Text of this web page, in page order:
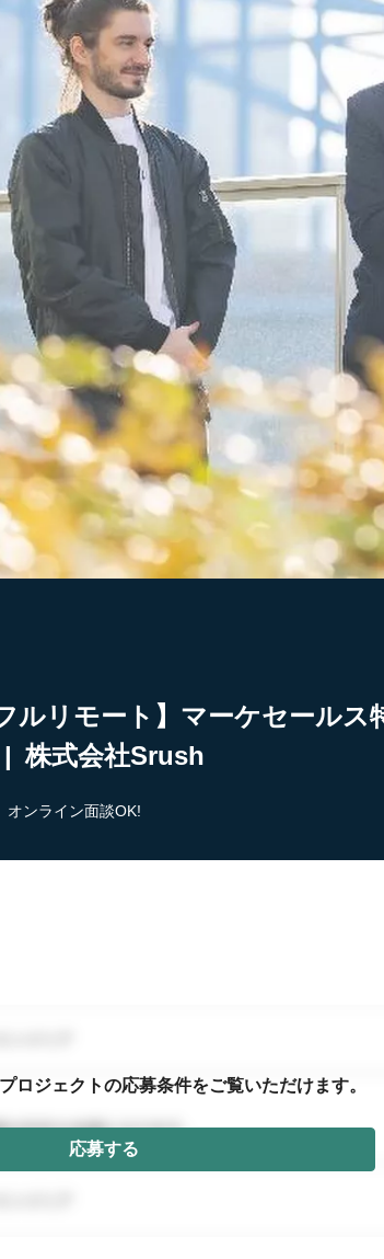
ルリモート】マーケセール
| 株式会社Srush
オンライン面談OK!
ロジェクトの応募条件をご覧いただけます。
応募する